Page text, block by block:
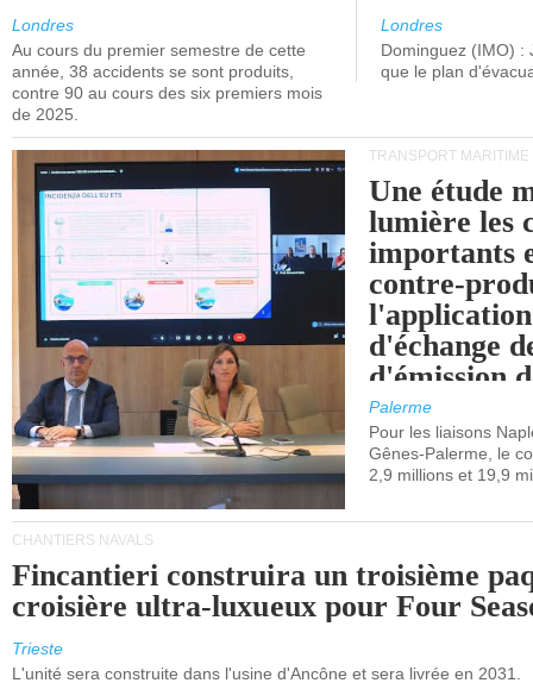
Londres
Au cours du premier semestre de cette
année, 38 accidents se sont produits,
contre 90 au cours des six premiers mois
de 2025.
Londres
Dominguez (IMO) :
que le plan
TRANSPORT MARITIME
Une étude
lumière les
importants
contre-
d'échange
d'émission
(SEQE-UE)
maritimes
occidentale.
Palerme
Pour les liaisons
Gênes-Palerme, le
2,9 millions et 19,9
CHANTIERS NAVALS
Fincantieri construira un troisième
croisière ultra-luxueux pour Four
Trieste
L'unité sera construite dans l'usine d'Ancône et sera livrée en 2031.